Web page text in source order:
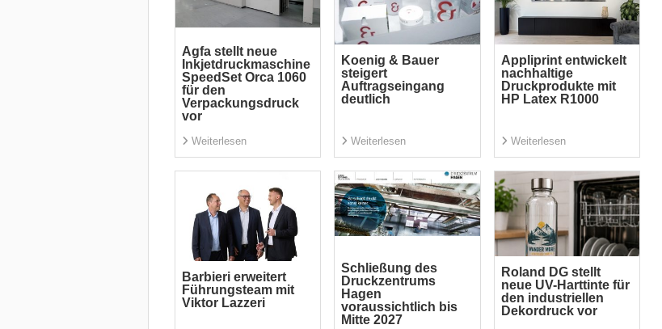
Agfa stellt neue
Inkjetdruckmaschine
SpeedSet Orca 1060
für den
Verpackungsdruck
vor
Weiterlesen
Koenig & Bauer
steigert
Auftragseingang
deutlich
Weiterlesen
Appliprint entwickelt
nachhaltige
Druckprodukte mit
HP Latex R1000
Weiterlesen
Barbieri erweitert
Führungsteam mit
Viktor Lazzeri
Schließung des
Druckzentrums
Hagen
voraussichtlich bis
Mitte 2027
Roland DG stellt
neue UV-Harttinte für
den industriellen
Dekordruck vor